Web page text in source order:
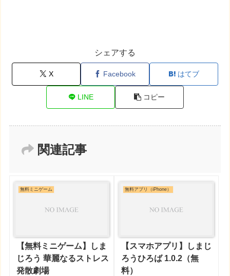
シェアする
X Facebook はてブ
LINE コピー
関連記事
無料ミニゲーム
【無料ミニゲーム】しま
じろう 華麗なるストレス
発散劇場
無料アプリ（iPhone）
【スマホアプリ】しまじ
ろうひろば 1.0.2（無
料）